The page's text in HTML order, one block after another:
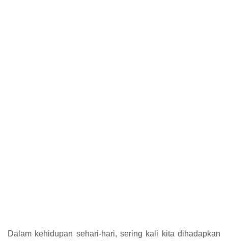
Dalam kehidupan sehari-hari, sering kali kita dihadapkan